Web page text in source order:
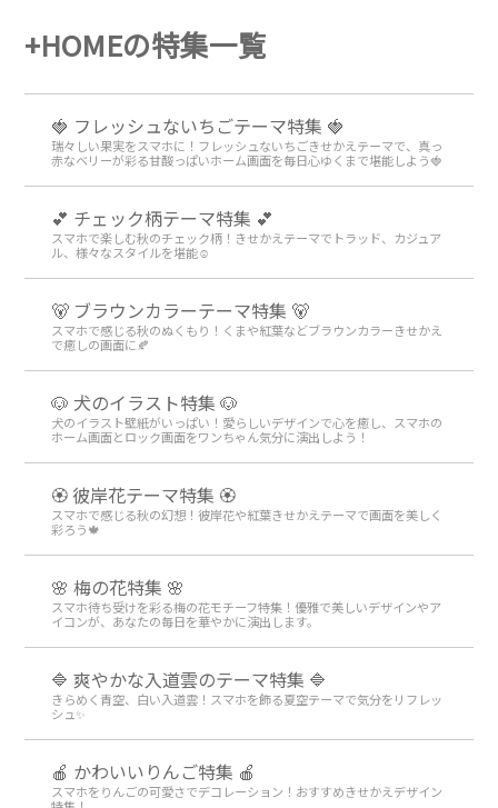
+HOMEの特集一覧
🍓 フレッシュないちごテーマ特集 🍓
瑞々しい果実をスマホに！フレッシュないちごきせかえテーマで、真っ
赤なベリーが彩る甘酸っぱいホーム画面を毎日心ゆくまで堪能しよう🍓
💕 チェック柄テーマ特集 💕
スマホで楽しむ秋のチェック柄！きせかえテーマでトラッド、カジュア
ル、様々なスタイルを堪能☺️
🐻 ブラウンカラーテーマ特集 🐻
スマホで感じる秋のぬくもり！くまや紅葉などブラウンカラーきせかえ
で癒しの画面に🍂
🐶 犬のイラスト特集 🐶
犬のイラスト壁紙がいっぱい！愛らしいデザインで心を癒し、スマホの
ホーム画面とロック画面をワンちゃん気分に演出しよう！
🏵 彼岸花テーマ特集 🏵
スマホで感じる秋の幻想！彼岸花や紅葉きせかえテーマで画面を美しく
彩ろう🍁
🌸 梅の花特集 🌸
スマホ待ち受けを彩る梅の花モチーフ特集！優雅で美しいデザインやア
イコンが、あなたの毎日を華やかに演出します。
🔷 爽やかな入道雲のテーマ特集 🔷
きらめく青空、白い入道雲！スマホを飾る夏空テーマで気分をリフレッ
シュ✨
🍎 かわいいりんご特集 🍎
スマホをりんごの可愛さでデコレーション！おすすめきせかえデザイン